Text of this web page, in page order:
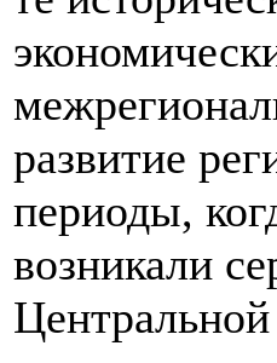
развитие
периоды,
возникали